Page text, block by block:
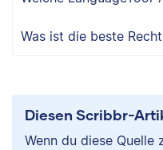
Was ist die beste
Diesen Scribbr-
Wenn du diese